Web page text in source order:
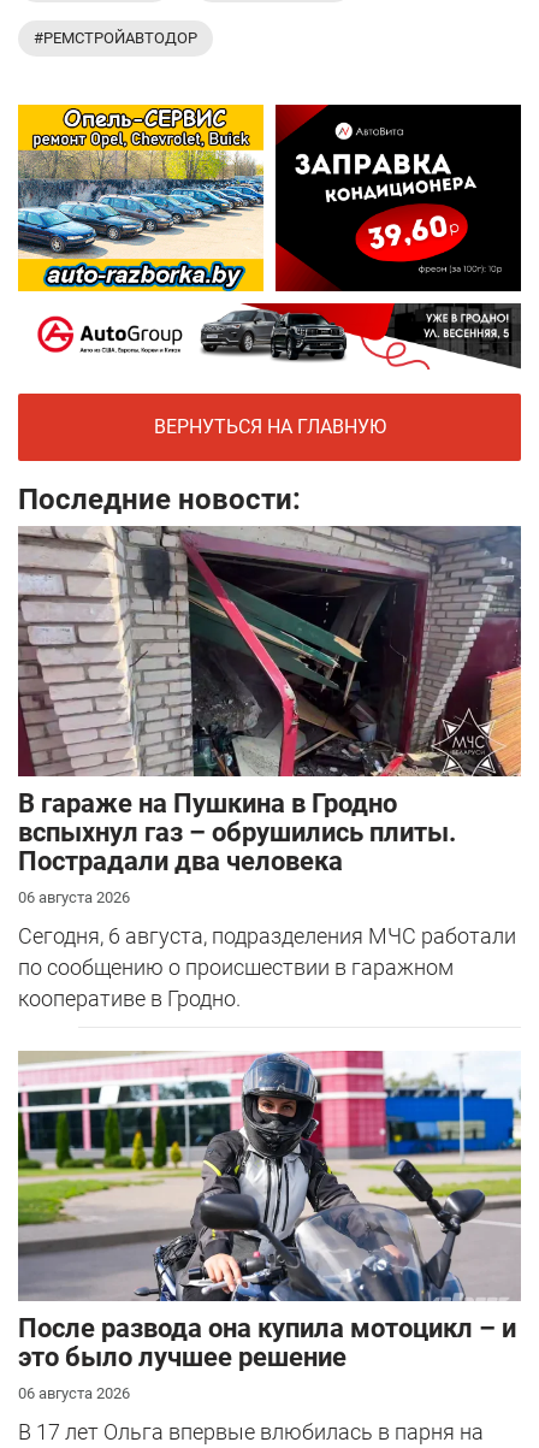
#РЕМСТРОЙАВТОДОР
ВЕРНУТЬСЯ НА ГЛАВНУЮ
Последние новости:
В гараже на Пушкина в Гродно
вспыхнул газ – обрушились плиты.
Пострадали два человека
06 августа 2026
Сегодня, 6 августа, подразделения МЧС работали
по сообщению о происшествии в гаражном
кооперативе в Гродно.
После развода она купила мотоцикл – и
это было лучшее решение
06 августа 2026
В 17 лет Ольга впервые влюбилась в парня на